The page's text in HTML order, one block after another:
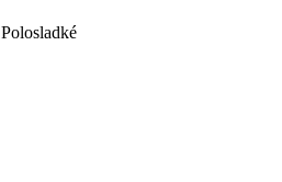
Polosladké